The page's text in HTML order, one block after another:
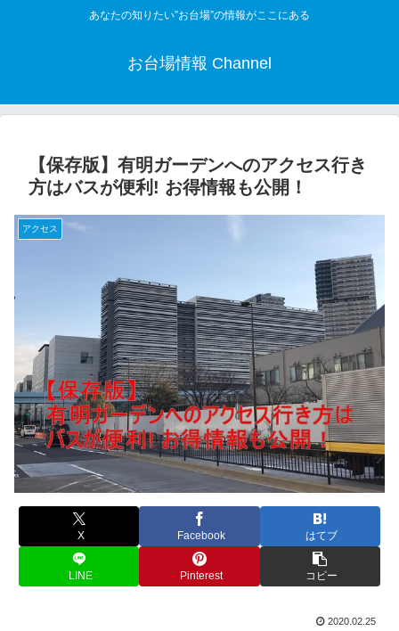
あなたの知りたい”お台場”の情報がここにある
お台場情報 Channel
【保存版】有明ガーデンへのアクセス行き
方はバスが便利! お得情報も公開！
アクセス
X Facebook はてブ
LINE Pinterest コピー
2020.02.25